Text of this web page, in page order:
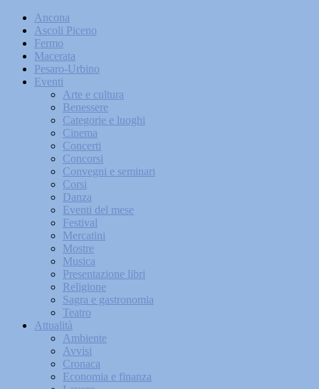
Ancona
Ascoli Piceno
Fermo
Macerata
Pesaro-Urbino
Eventi
Arte e cultura
Benessere
Categorie e luoghi
Cinema
Concerti
Concorsi
Convegni e seminari
Corsi
Danza
Eventi del mese
Festival
Mercatini
Mostre
Musica
Presentazione libri
Religione
Sagra e gastronomia
Teatro
Attualità
Ambiente
Avvisi
Cronaca
Economia e finanza